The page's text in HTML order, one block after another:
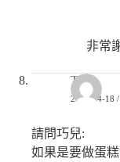
非常
Tina
2019-04-18
請問巧兒:
如果是要做蛋